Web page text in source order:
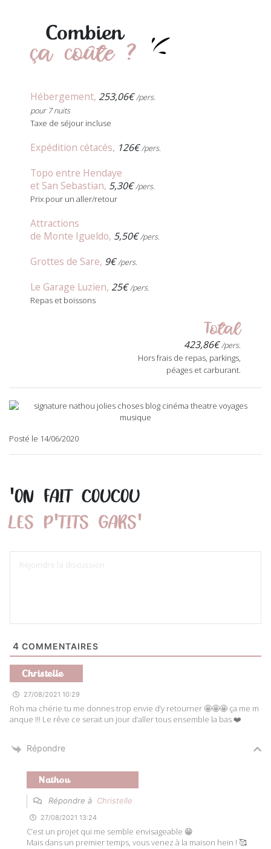
Combien
ça coûte ?
Hébergement, 253,06€/pers.
pour 7 nuits
Taxe de séjour incluse
Expédition cétacés, 126€/pers.
Topo entre Hendaye
et San Sebastian, 5,30€/pers.
Prix pour un aller/retour
Attractions
de Monte Igueldo, 5,50€/pers.
Grottes de Sare, 9€/pers.
Le Garage Luzien, 25€/pers.
Repas et boissons
Total
423,86€/pers.
Hors frais de repas, parkings,
péages et carburant.
Posté le 14/06/2020
'ON FAIT COUCOU
LES P'TITS GARS'
4 COMMENTAIRES
Christelle
27/08/2021 10:29
Roh ma chérie tu me donnes trop envie d’y retourner 🤩🤩🤩 ça me m
anque !!! Le rêve ce serait un jour d’aller tous ensemble la bas ❤️
Répondre
Nathou
Répondre à Christelle
27/08/2021 13:24
C’est un projet qui me semble envisageable 😁
Mais dans un premier temps, vous venez à la maison hein ! 🥰